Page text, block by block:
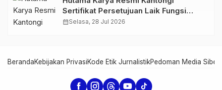
Sertifikat Persetujuan Laik Fungsi
Struktur Jembatan Musi V Tol
calendar_monthSelasa, 28 Jul 2026
BerandaKebijakan PrivasiKode Etik JurnalistikPedoman Media Siber